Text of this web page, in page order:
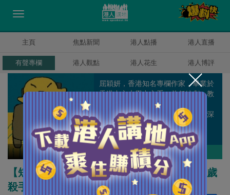
主頁 焦點新聞 港人點播 港人直播
有聲專欄 港人觀點 港人花生 港人博評
屈穎妍
屈穎妍，香港知名專欄作家，畢業於
香港中文大學中文系，曾任編劇、教
師、記者、周刊副總編輯和雜誌顧
問，著有《怪獸家長》一書，文章深
受港爸港媽歡迎。
作者其他博評
【短片】【屈穎妍在線】EP84:8歲槍王、10歲
殺手